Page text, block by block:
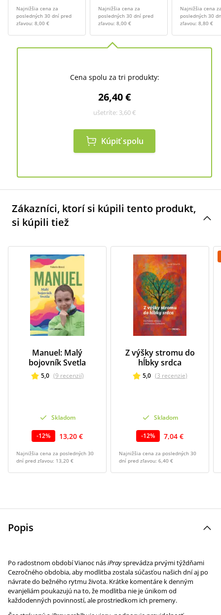
Najnižšia cena za
posledných 30 dní pred
zľavou: 8,00 €
Najnižšia cena za
posledných 30 dní pred
zľavou: 8,00 €
Najnižšia cena
posledných 30
zľavou: 8,80 €
Cena spolu za tri produkty:
26,40 €
ušetríte: 3,60 €
Kúpiť spolu
Zákazníci, ktorí si kúpili tento produkt,
si kúpili tiež
Manuel: Malý
bojovník Svetla
5,0 (9 recenzií)
Skladom
-12% 13,20 €
Najnižšia cena za posledných 30
dní pred zľavou: 13,20 €
Z výšky stromu do
hĺbky srdca
5,0 (3 recenzie)
Skladom
-12% 7,04 €
Najnižšia cena za posledných 30
dní pred zľavou: 6,40 €
Popis
Po radostnom období Vianoc násiPraysprevádza prvými týždňami
Cezročného obdobia, aby modlitba zostala súčasťou našich dní aj po
návrate do bežného rytmu života. Krátke komentáre k denným
evanjeliám poukazujú na to, že modlitba nie je únikom od
každodenných povinností, ale prostriedkom ich premeny.